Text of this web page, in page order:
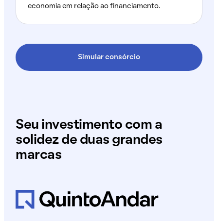
economia em relação ao financiamento.
Simular consórcio
Seu investimento com a
solidez de duas grandes
marcas